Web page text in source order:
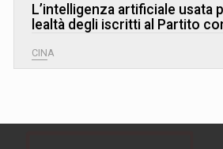
L’intelligenza artificiale usata
lealtà degli iscritti al Partito
CINA